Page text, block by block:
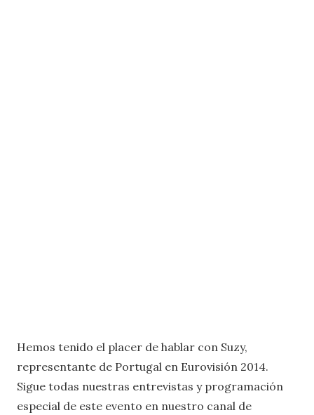
Hemos tenido el placer de hablar con Suzy,
representante de Portugal en Eurovisión 2014.
Sigue todas nuestras entrevistas y programación
especial de este evento en nuestro canal de